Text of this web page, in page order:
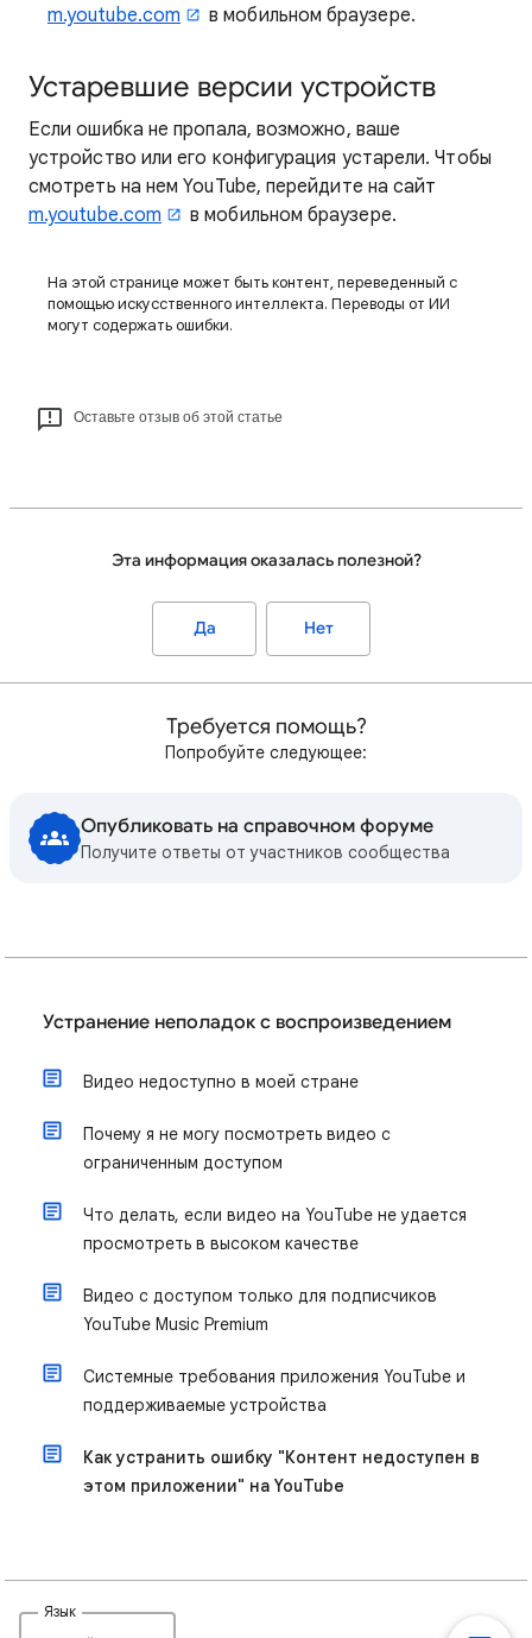
m.youtube.com
в мобильном браузере.
Устаревшие версии устройств
Если ошибка не пропала, возможно, ваше
устройство или его конфигурация устарели. Чтобы
смотреть на нем YouTube, перейдите на сайт
m.youtube.com
в мобильном браузере.
На этой странице может быть контент, переведенный с
помощью искусственного интеллекта. Переводы от ИИ
могут содержать ошибки.
Оставьте отзыв об этой статье
Эта информация оказалась полезной?
Да Нет
Требуется помощь?
Попробуйте следующее:
Опубликовать на справочном форуме
Получите ответы от участников сообщества
Устранение неполадок с воспроизведением
Видео недоступно в моей стране
Почему я не могу посмотреть видео с
ограниченным доступом
Что делать, если видео на YouTube не удается
просмотреть в высоком качестве
Видео с доступом только для подписчиков
YouTube Music Premium
Системные требования приложения YouTube и
поддерживаемые устройства
Как устранить ошибку "Контент недоступен в
этом приложении" на YouTube
Язык